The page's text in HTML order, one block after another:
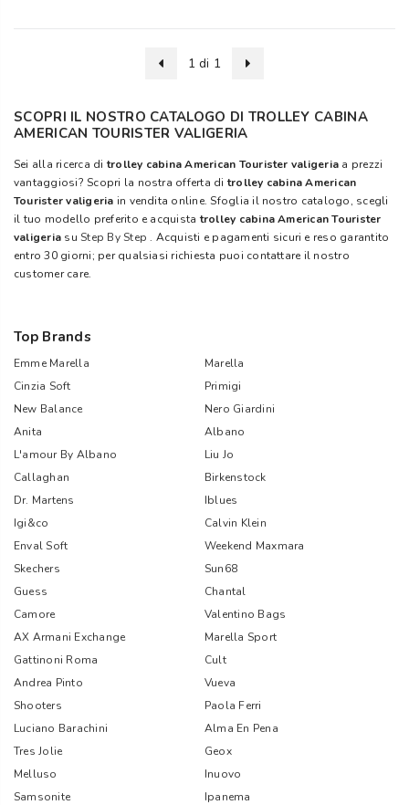
1 di 1
SCOPRI IL NOSTRO CATALOGO DI TROLLEY CABINA
AMERICAN TOURISTER VALIGERIA
Sei alla ricerca ditrolley cabina American Tourister valigeria a prezzi
vantaggiosi? Scopri la nostra offerta ditrolley cabina American
Tourister valigeria in vendita online. Sfoglia il nostro catalogo, scegli
il tuo modello preferito e acquistatrolley cabina American Tourister
valigeria suStep By Step . Acquisti e pagamenti sicuri e reso garantito
entro 30 giorni; per qualsiasi richiesta puoi contattare il nostro
customer care.
Top Brands
Emme Marella
Marella
Cinzia Soft
Primigi
New Balance
Nero Giardini
Anita
Albano
L'amour By Albano
Liu Jo
Callaghan
Birkenstock
Dr. Martens
Iblues
Igi&co
Calvin Klein
Enval Soft
Weekend Maxmara
Skechers
Sun68
Guess
Chantal
Camore
Valentino Bags
AX Armani Exchange
Marella Sport
Gattinoni Roma
Cult
Andrea Pinto
Vueva
Shooters
Paola Ferri
Luciano Barachini
Alma En Pena
Tres Jolie
Geox
Melluso
Inuovo
Samsonite
Ipanema